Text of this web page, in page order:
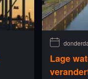
Lage